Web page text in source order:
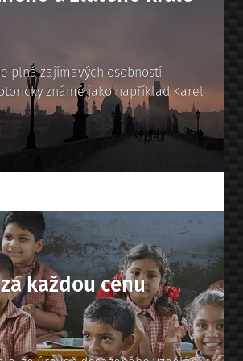
plná zajímavých osobností.
známé jako například Karel
každou cenu